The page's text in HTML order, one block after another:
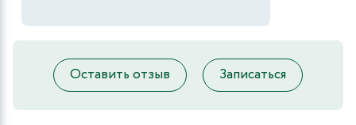
Оставить отзыв Записаться